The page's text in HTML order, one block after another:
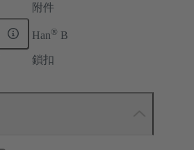
附件
Han® B
鎖扣